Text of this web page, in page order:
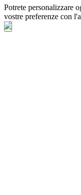
Potrete personalizzare
vostre preferenze con